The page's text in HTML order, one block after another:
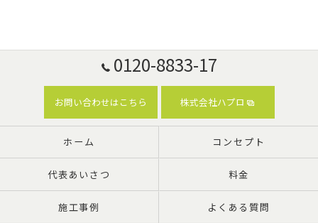
0120-8833-17
お問い合わせはこちら 株式会社ハプロ
ホーム コンセプト
代表あいさつ 料金
施工事例 よくある質問